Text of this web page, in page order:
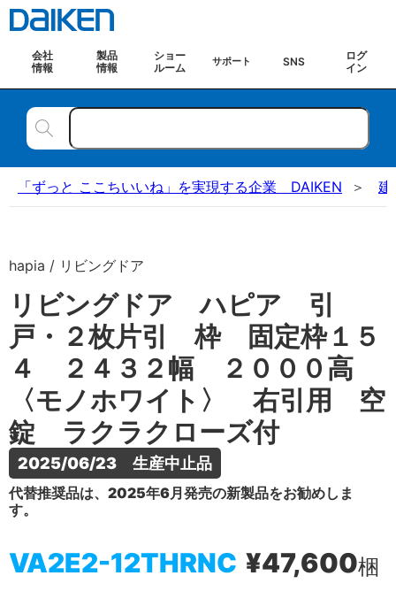
会社
情報
製品
情報
ショー
ルーム
サポート SNS
ログ
イン
「ずっと ここちいいね」を実現する企業 DAIKEN 建
hapia / リビングドア
リビングドア ハピア 引
戸・２枚片引 枠 固定枠１５
４ ２４３２幅 ２０００高
〈モノホワイト〉 右引用 空
錠 ラクラクローズ付
2025/06/23　生産中止品
代替推奨品は、2025年6月発売の新製品をお勧めしま
す。
VA2E2-12THRNC ¥47,600梱